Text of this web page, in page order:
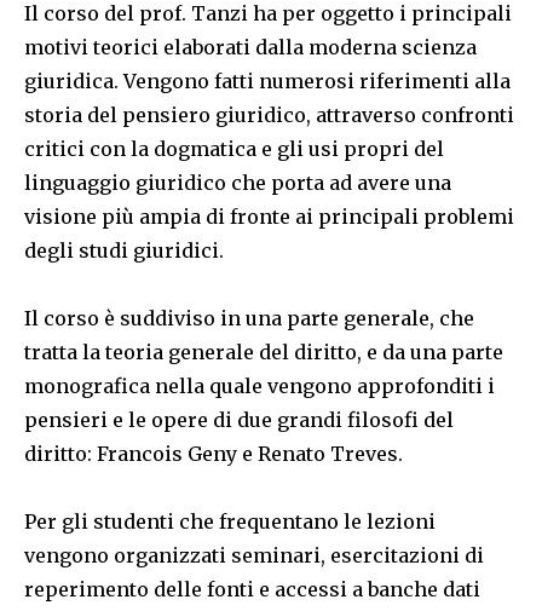
Il corso del prof. Tanzi ha per oggetto i principali
motivi teorici elaborati dalla moderna scienza
giuridica. Vengono fatti numerosi riferimenti alla
storia del pensiero giuridico, attraverso confronti
critici con la dogmatica e gli usi propri del
linguaggio giuridico che porta ad avere una
visione più ampia di fronte ai principali problemi
degli studi giuridici.
Il corso è suddiviso in una parte generale, che
tratta la teoria generale del diritto, e da una parte
monografica nella quale vengono approfonditi i
pensieri e le opere di due grandi filosofi del
diritto: Francois Geny e Renato Treves.
Per gli studenti che frequentano le lezioni
vengono organizzati seminari, esercitazioni di
reperimento delle fonti e accessi a banche dati